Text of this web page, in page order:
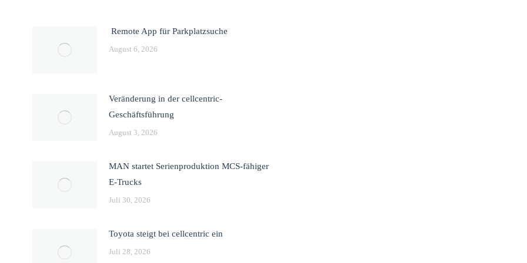
Remote App für Parkplatzsuche
August 6, 2026
Veränderung in der cellcentric-
Geschäftsführung
August 3, 2026
MAN startet Serienproduktion MCS-fähiger
E-Trucks
Juli 30, 2026
Toyota steigt bei cellcentric ein
Juli 28, 2026